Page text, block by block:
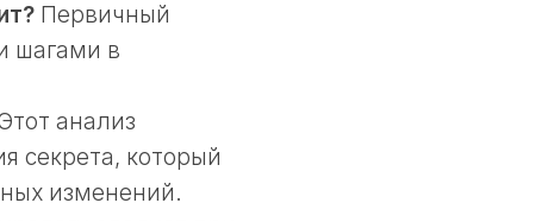
Первичный
шагами в
анализ
секрета, который
изменений.